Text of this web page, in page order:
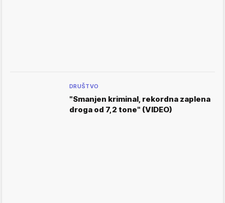
DRUŠTVO
"Smanjen kriminal, rekordna zaplena
droga od 7,2 tone" (VIDEO)